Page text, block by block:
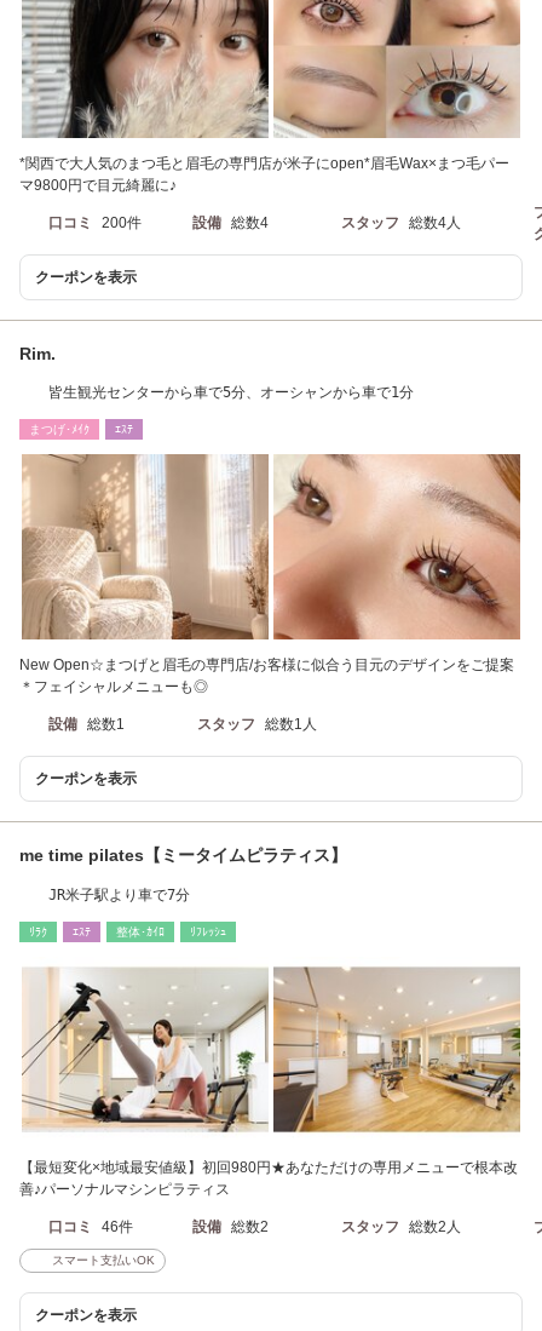
*関西で大人気のまつ毛と眉毛の専門店が米子にopen*眉毛Wax×まつ毛パー
マ9800円で目元綺麗に♪
口コミ 200件 設備 総数4 スタッフ 総数4人
クーポンを表示
Rim.
皆生観光センターから車で5分、オーシャンから車で1分
まつげ･ﾒｲｸ ｴｽﾃ
New Open☆まつげと眉毛の専門店/お客様に似合う目元のデザインをご提案
＊フェイシャルメニューも◎
設備 総数1 スタッフ 総数1人
クーポンを表示
me time pilates【ミータイムピラティス】
JR米子駅より車で7分
ﾘﾗｸ ｴｽﾃ 整体･ｶｲﾛ ﾘﾌﾚｯｼｭ
【最短変化×地域最安値級】初回980円★あなただけの専用メニューで根本改
善♪パーソナルマシンピラティス
口コミ 46件 設備 総数2 スタッフ 総数2人
スマート支払いOK
クーポンを表示